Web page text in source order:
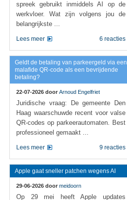
spreek gebruikt inmiddels AI op de
werkvloer. Wat zijn volgens jou de
belangrijkste ...
6 reacties
Lees meer
Geldt de betaling van parkeergeld via een
malafide QR-code als een bevrijdende
betaling?
22-07-2026 door Arnoud Engelfriet
Juridische vraag: De gemeente Den
Haag waarschuwde recent voor valse
QR-codes op parkeerautomaten. Best
professioneel gemaakt ...
9 reacties
Lees meer
Apple gaat sneller patchen wegens AI
29-06-2026 door meidoorn
Op 29 mei heeft Apple updates